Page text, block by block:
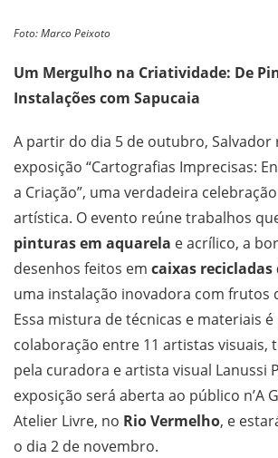
Foto: Marco Peixoto
Um Mergulho na Criatividade: De
Instalações com Sapucaia
A partir do dia 5 de outubro, Salvador
exposição “Cartografias Imprecisas:
a Criação”, uma verdadeira
artística. O evento reúne trabalhos
pinturas em aquarela e acrílico, a
desenhos feitos em caixas recicladas
uma instalação inovadora com frutos
Essa mistura de técnicas e materiais
colaboração entre 11 artistas visuais,
pela curadora e artista visual Lanussi
exposição será aberta ao público n’A
Atelier Livre, no Rio Vermelho, e
o dia 2 de novembro.